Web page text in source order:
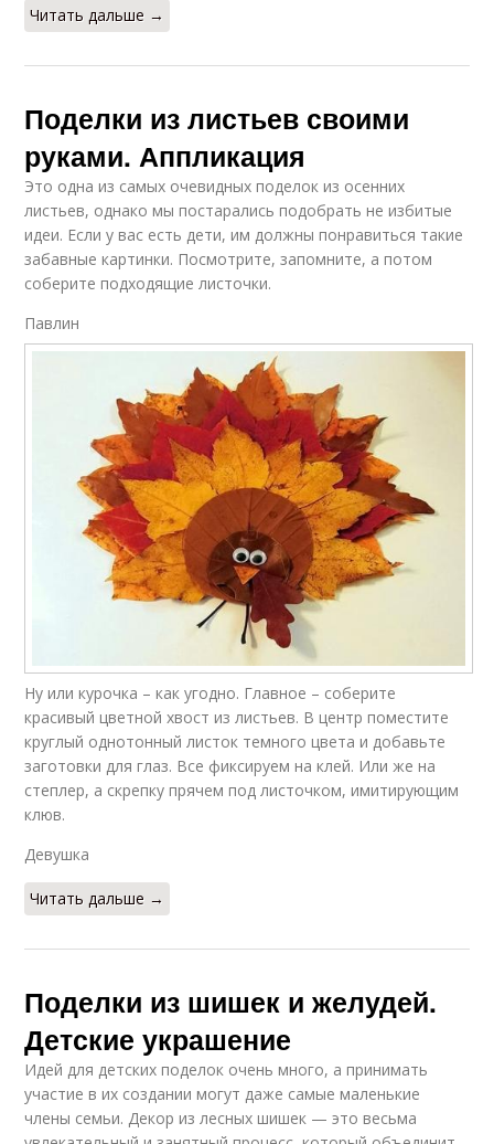
Читать дальше →
Поделки из листьев своими
руками. Аппликация
Это одна из самых очевидных поделок из осенних
листьев, однако мы постарались подобрать не избитые
идеи. Если у вас есть дети, им должны понравиться такие
забавные картинки. Посмотрите, запомните, а потом
соберите подходящие листочки.
Павлин
Ну или курочка – как угодно. Главное – соберите
красивый цветной хвост из листьев. В центр поместите
круглый однотонный листок темного цвета и добавьте
заготовки для глаз. Все фиксируем на клей. Или же на
степлер, а скрепку прячем под листочком, имитирующим
клюв.
Девушка
Читать дальше →
Поделки из шишек и желудей.
Детские украшение
Идей для детских поделок очень много, а принимать
участие в их создании могут даже самые маленькие
члены семьи. Декор из лесных шишек — это весьма